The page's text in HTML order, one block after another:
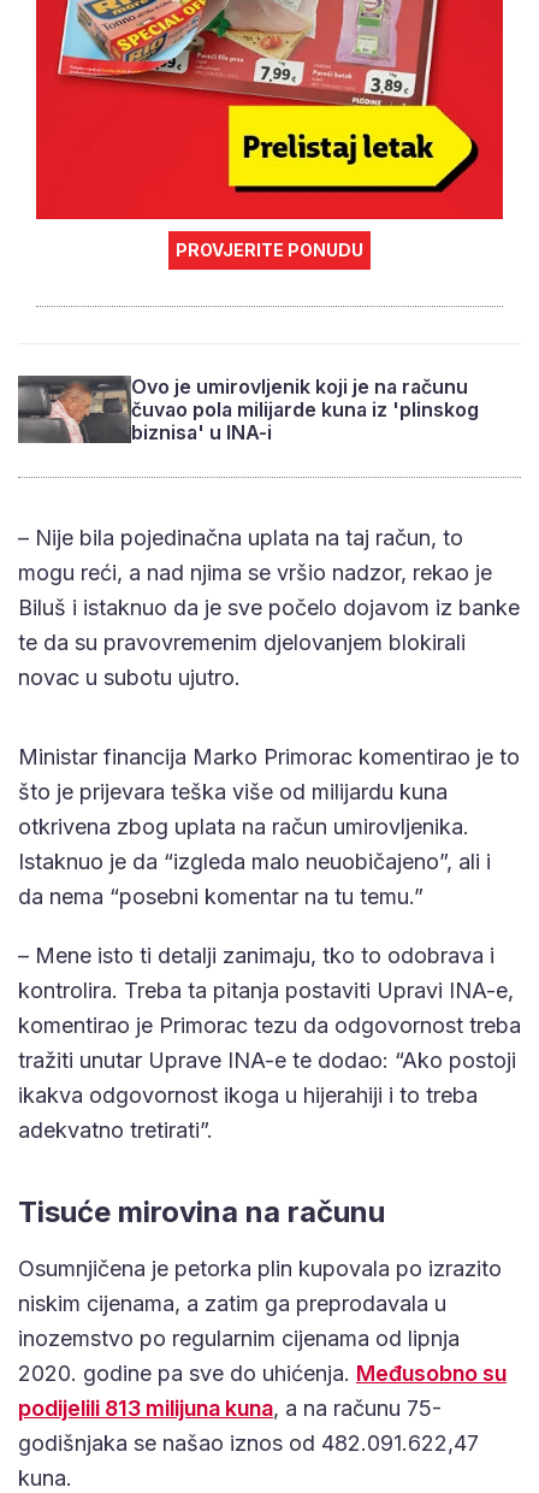
PROVJERITE PONUDU
Ovo je umirovljenik koji je na računu
čuvao pola milijarde kuna iz 'plinskog
biznisa' u INA-i
– Nije bila pojedinačna uplata na taj račun, to
mogu reći, a nad njima se vršio nadzor, rekao je
Biluš i istaknuo da je sve počelo dojavom iz banke
te da su pravovremenim djelovanjem blokirali
novac u subotu ujutro.
Ministar financija Marko Primorac komentirao je to
što je prijevara teška više od milijardu kuna
otkrivena zbog uplata na račun umirovljenika.
Istaknuo je da “izgleda malo neuobičajeno”, ali i
da nema “posebni komentar na tu temu.”
– Mene isto ti detalji zanimaju, tko to odobrava i
kontrolira. Treba ta pitanja postaviti Upravi INA-e,
komentirao je Primorac tezu da odgovornost treba
tražiti unutar Uprave INA-e te dodao: “Ako postoji
ikakva odgovornost ikoga u hijerahiji i to treba
adekvatno tretirati”.
Tisuće mirovina na računu
Osumnjičena je petorka plin kupovala po izrazito
niskim cijenama, a zatim ga preprodavala u
inozemstvo po regularnim cijenama od lipnja
2020. godine pa sve do uhićenja. Međusobno su
podijelili 813 milijuna kuna, a na računu 75-
godišnjaka se našao iznos od 482.091.622,47
kuna.